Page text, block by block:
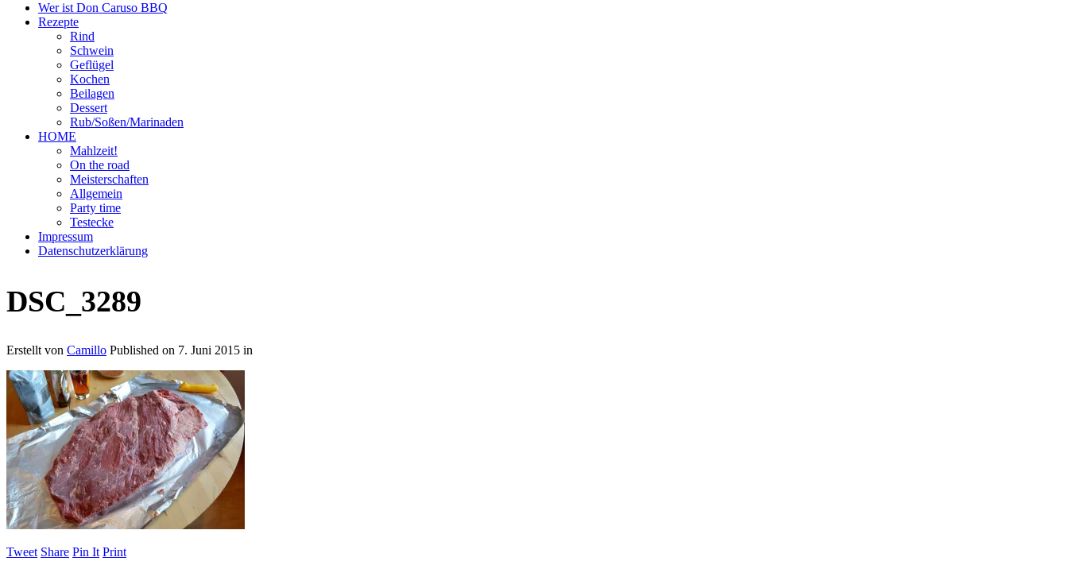
Wer ist Don Caruso BBQ
Rezepte
Rind
Schwein
Geflügel
Kochen
Beilagen
Dessert
Rub/Soßen/Marinaden
HOME
Mahlzeit!
On the road
Meisterschaften
Allgemein
Party time
Testecke
Impressum
Datenschutzerklärung
DSC_3289
Erstellt von Camillo Published on 7. Juni 2015 in
Tweet Share Pin It Print